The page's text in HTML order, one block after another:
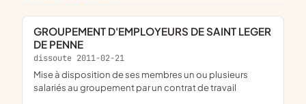
GROUPEMENT D'EMPLOYEURS DE SAINT LEGER
DE PENNE
dissoute 2011-02-21
Mise à disposition de ses membres un ou plusieurs
salariés au groupement par un contrat de travail